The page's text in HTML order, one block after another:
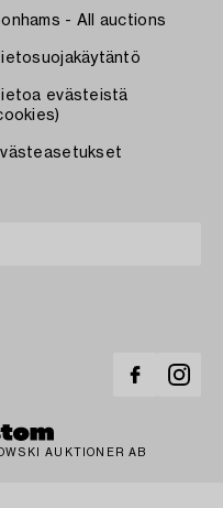
- All auctions
evästeistä
AUKTIONER AB